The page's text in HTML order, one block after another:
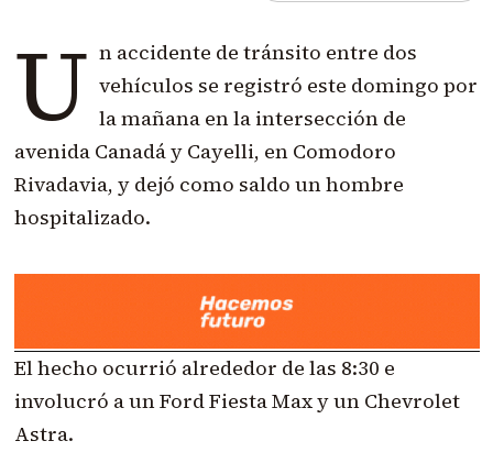
U n accidente de tránsito entre dos
vehículos se registró este domingo por
la mañana en la intersección de
avenida Canadá y Cayelli, en Comodoro
Rivadavia, y dejó como saldo un hombre
hospitalizado.
El hecho ocurrió alrededor de las 8:30 e
involucró a un Ford Fiesta Max y un Chevrolet
Astra.